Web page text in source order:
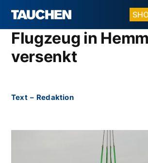
Flugzeug in
versenkt
Text – Redaktion